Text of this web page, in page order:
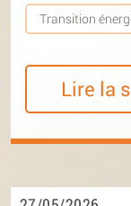
Transition
Lire la